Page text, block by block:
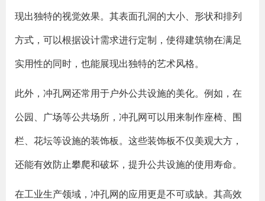
现出独特的视觉效果。其表面孔洞的大小、形状和排列
方式，可以根据设计需求进行定制，使得建筑物在满足
实用性的同时，也能展现出独特的艺术风格。
此外，冲孔网还常用于户外公共设施的美化。例如，在
公园、广场等公共场所，冲孔网可以用来制作座椅、围
栏、花坛等设施的装饰板。这些装饰板不仅美观大方，
还能有效防止攀爬和破坏，提升公共设施的使用寿命。
在工业生产领域，冲孔网的应用更是不可或缺。其高效